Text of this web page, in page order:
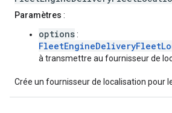
Paramètres :
options:
à transmettre au fournisseur de
Crée un fournisseur de localisation pour